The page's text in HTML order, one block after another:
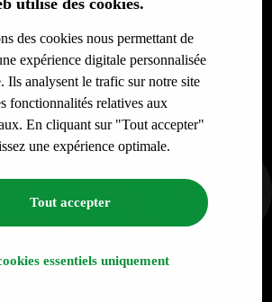
utilise des cookies.
des cookies nous permettant de
expérience digitale personnalisée
Ils analysent le trafic sur notre site
fonctionnalités relatives aux
En cliquant sur "Tout accepter"
une expérience optimale.
Tout accepter
essentiels uniquement